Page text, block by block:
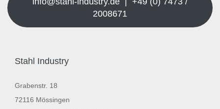
2008671
Stahl Industry
Grabenstr. 18
72116 Mössingen